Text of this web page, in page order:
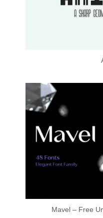
Mavel – Free